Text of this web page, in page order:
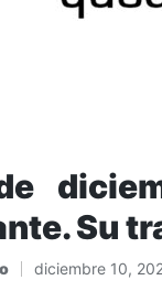
Su
diciembre 10,